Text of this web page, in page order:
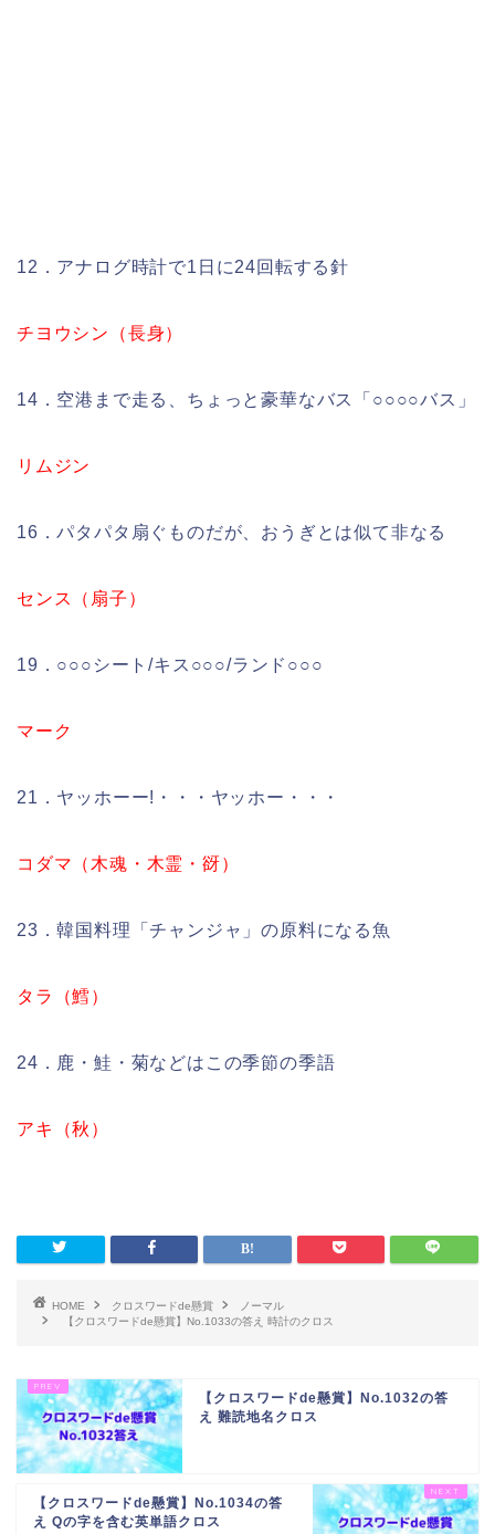
12．アナログ時計で1日に24回転する針
チヨウシン（長身）
14．空港まで走る、ちょっと豪華なバス「○○○○バス」
リムジン
16．パタパタ扇ぐものだが、おうぎとは似て非なる
センス（扇子）
19．○○○シート/キス○○○/ランド○○○
マーク
21．ヤッホーー!・・・ヤッホー・・・
コダマ（木魂・木霊・谺）
23．韓国料理「チャンジャ」の原料になる魚
タラ（鱈）
24．鹿・鮭・菊などはこの季節の季語
アキ（秋）
HOME クロスワードde懸賞
ノーマル
【クロスワードde懸賞】No.1033の答え 時計のクロス
【クロスワードde懸賞】No.1032の答
え 難読地名クロス
【クロスワードde懸賞】No.1034の答
え Qの字を含む英単語クロス